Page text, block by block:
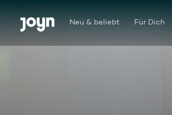
Zum Inhalt springen
Barrierefrei Neu & beliebt Für Dich